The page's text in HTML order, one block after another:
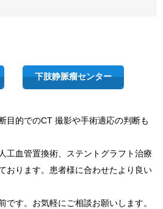
下肢静脈瘤センター
目的でのCT 撮影や手術適応の判断も
工血管置換術、ステントグラフト治療
おります。患者様に合わせたより良い
です。お気軽にご相談お願いします。